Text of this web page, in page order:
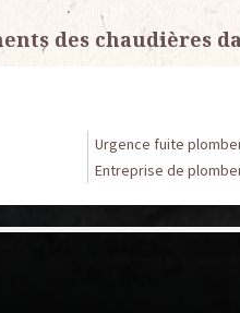
des chaudières
Urgence fuite
Entreprise de